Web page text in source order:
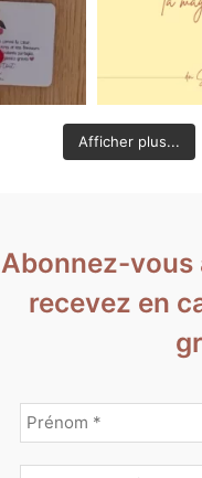
Afficher plus...
Abonnez-vous
recevez en